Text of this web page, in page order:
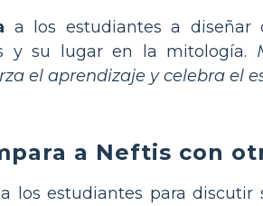
a los estudiantes a diseñar
y su lugar en la mitología.
el aprendizaje y celebra el
a Neftis con
a los estudiantes para